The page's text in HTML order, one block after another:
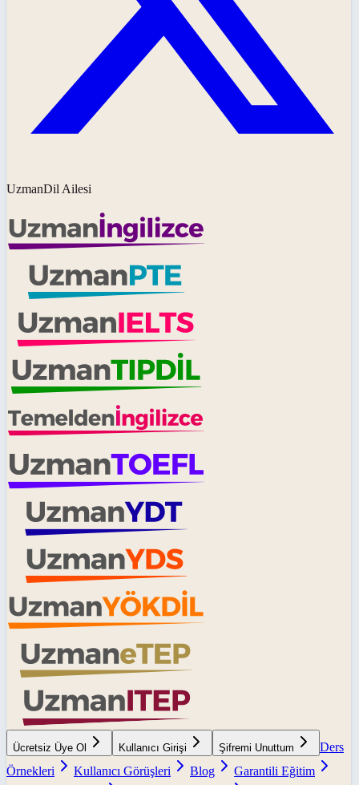
UzmanDil Ailesi
Ücretsiz Üye Ol Kullanıcı Girişi Şifremi Unuttum
Ders
Örnekleri
Kullanıcı Görüşleri Blog
Garantili Eğitim